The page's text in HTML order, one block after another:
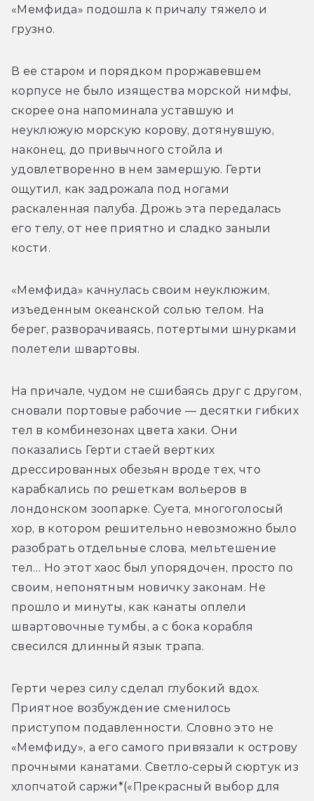
«Мемфида» подошла к причалу тяжело и
грузно.
В ее старом и порядком проржавевшем
корпусе не было изящества морской нимфы,
скорее она напоминала уставшую и
неуклюжую морскую корову, дотянувшую,
наконец, до привычного стойла и
удовлетворенно в нем замершую. Герти
ощутил, как задрожала под ногами
раскаленная палуба. Дрожь эта передалась
его телу, от нее приятно и сладко заныли
кости.
«Мемфида» качнулась своим неуклюжим,
изъеденным океанской солью телом. На
берег, разворачиваясь, потертыми шнурками
полетели швартовы.
На причале, чудом не сшибаясь друг с другом,
сновали портовые рабочие — десятки гибких
тел в комбинезонах цвета хаки. Они
показались Герти стаей вертких
дрессированных обезьян вроде тех, что
карабкались по решеткам вольеров в
лондонском зоопарке. Суета, многоголосый
хор, в котором решительно невозможно было
разобрать отдельные слова, мельтешение
тел… Но этот хаос был упорядочен, просто по
своим, непонятным новичку законам. Не
прошло и минуты, как канаты оплели
швартовочные тумбы, а с бока корабля
свесился длинный язык трапа.
Герти через силу сделал глубокий вдох.
Приятное возбуждение сменилось
приступом подавленности. Словно это не
«Мемфиду», а его самого привязали к острову
прочными канатами. Светло-серый сюртук из
хлопчатой саржи*(«Прекрасный выбор для